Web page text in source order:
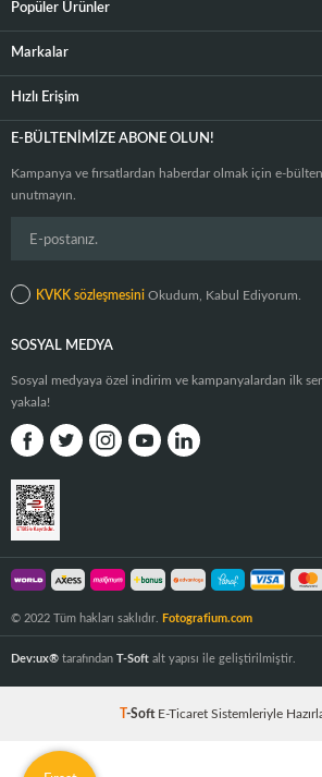
Popüler Ürünler
Markalar
Hızlı Erişim
E-BÜLTENIMIZE ABONE OLUN!
Kampanya ve fırsatlardan haberdar olmak için e-
unutmayın.
KVKK sözleşmesini Okudum, Kabul Ediyorum.
SOSYAL MEDYA
Sosyal medyaya özel indirim ve kampanyalardan ilk
yakala!
© 2022 Tüm hakları saklıdır. Fotografium.com
Dev:ux® tarafından T-Soft alt yapısı ile geliştirilmiştir.
T-Soft E-Ticaret Sistemleriyle